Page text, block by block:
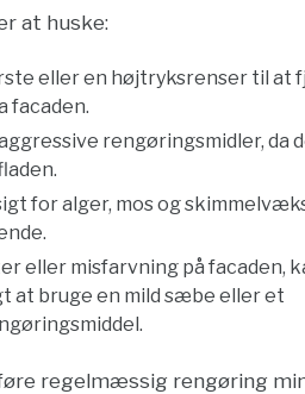
at huske:
eller en højtryksrenser til at
facaden.
rengøringsmidler, da
for alger, mos og
eller misfarvning på facaden,
at bruge en mild sæbe eller et
regelmæssig rengøring